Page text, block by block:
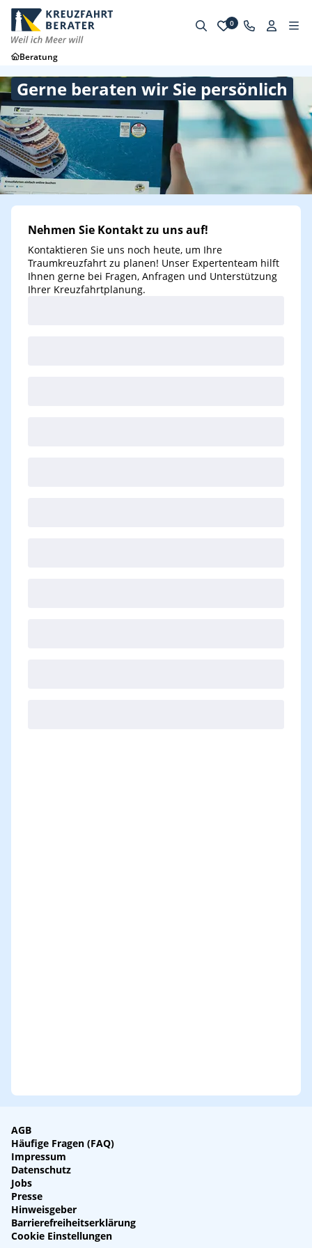
0
Beratung
Gerne beraten wir Sie persönlich
Nehmen Sie Kontakt zu uns auf!
Kontaktieren Sie uns noch heute, um Ihre
Traumkreuzfahrt zu planen! Unser Expertenteam hilft
Ihnen gerne bei Fragen, Anfragen und Unterstützung
Ihrer Kreuzfahrtplanung.
AGB
Häufige Fragen (FAQ)
Impressum
Datenschutz
Jobs
Presse
Hinweisgeber
Barrierefreiheitserklärung
Cookie Einstellungen